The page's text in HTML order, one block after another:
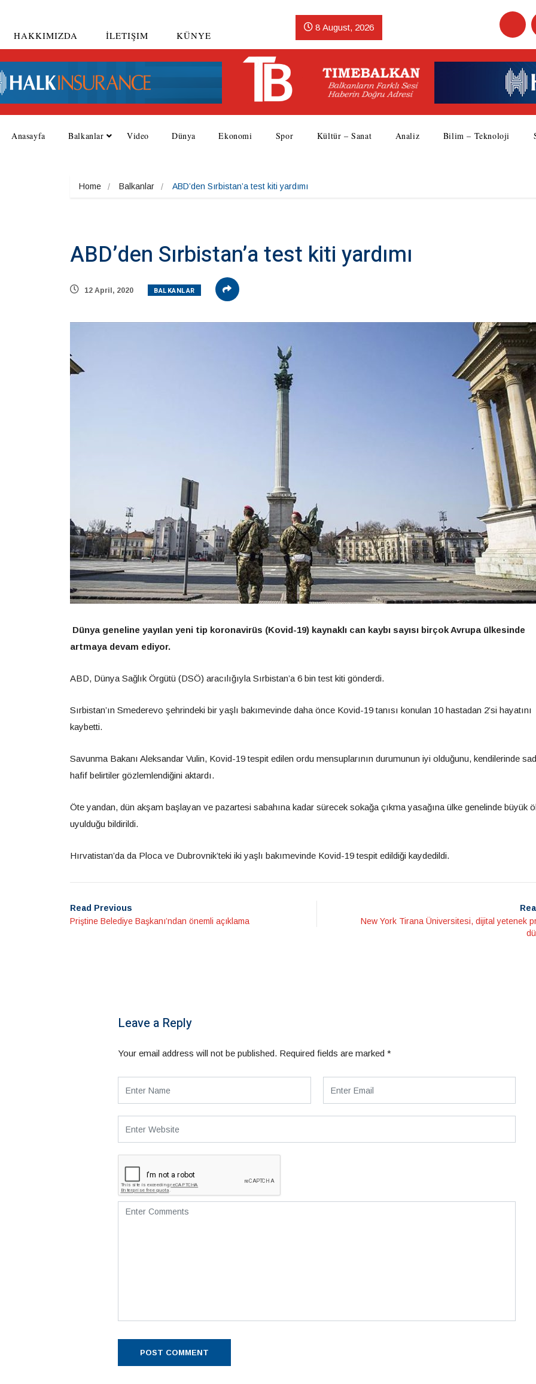
HAKKIMIZDA İLETIŞIM KÜNYE
8 August, 2026
Anasayfa Balkanlar Video Dünya Ekonomi Spor Kültür – Sanat Analiz Bilim – Teknoloji
Home Balkanlar ABD’den Sırbistan’a test kiti yardımı
ABD’den Sırbistan’a test kiti yardımı
12 April, 2020 BALKANLAR
Dünya geneline yayılan yeni tip koronavirüs (Kovid-19) kaynaklı can kaybı sayısı birçok Avrupa ülkesinde
artmaya devam ediyor.
ABD, Dünya Sağlık Örgütü (DSÖ) aracılığıyla Sırbistan’a 6 bin test kiti gönderdi.
Sırbistan’ın Smederevo şehrindeki bir yaşlı bakımevinde daha önce Kovid-19 tanısı konulan 10 hastadan 2’si hayatını
kaybetti.
Savunma Bakanı Aleksandar Vulin, Kovid-19 tespit edilen ordu mensuplarının durumunun iyi olduğunu, kendilerinde
hafif belirtiler gözlemlendiğini aktardı.
Öte yandan, dün akşam başlayan ve pazartesi sabahına kadar sürecek sokağa çıkma yasağına ülke genelinde büyük
uyulduğu bildirildi.
Hırvatistan’da da Ploca ve Dubrovnik’teki iki yaşlı bakımevinde Kovid-19 tespit edildiği kaydedildi.
Read Previous
Priştine Belediye Başkanı’ndan önemli açıklama
New York Tirana Üniversitesi, dijital yetenek
Leave a Reply
Your email address will not be published. Required fields are marked *